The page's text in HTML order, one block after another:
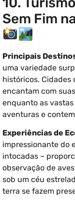
Sem Fim
Principais
uma variedade
históricos. Cidades
encantam com
enquanto as
aventuras e
Experiências de
impressionante do
intocadas –
observação de
sob um céu
terra se fazem